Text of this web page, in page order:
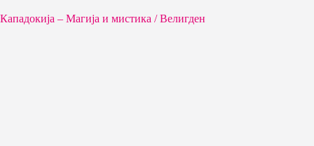
Кападокија – Магија и мистика / Велигден